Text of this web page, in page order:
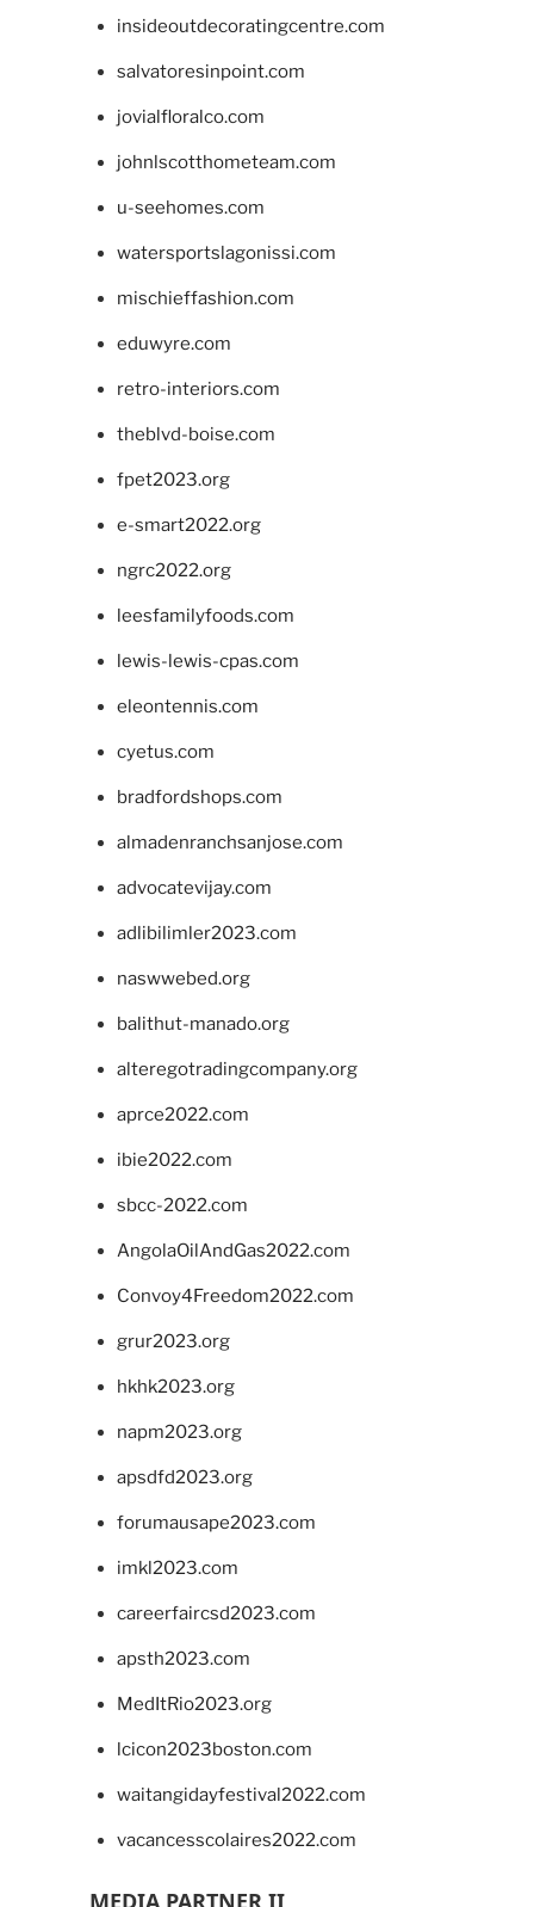
insideoutdecoratingcentre.com
salvatoresinpoint.com
jovialfloralco.com
johnlscotthometeam.com
u-seehomes.com
watersportslagonissi.com
mischieffashion.com
eduwyre.com
retro-interiors.com
theblvd-boise.com
fpet2023.org
e-smart2022.org
ngrc2022.org
leesfamilyfoods.com
lewis-lewis-cpas.com
eleontennis.com
cyetus.com
bradfordshops.com
almadenranchsanjose.com
advocatevijay.com
adlibilimler2023.com
naswwebed.org
balithut-manado.org
alteregotradingcompany.org
aprce2022.com
ibie2022.com
sbcc-2022.com
AngolaOilAndGas2022.com
Convoy4Freedom2022.com
grur2023.org
hkhk2023.org
napm2023.org
apsdfd2023.org
forumausape2023.com
imkl2023.com
careerfaircsd2023.com
apsth2023.com
MedItRio2023.org
lcicon2023boston.com
waitangidayfestival2022.com
vacancesscolaires2022.com
MEDIA PARTNER II